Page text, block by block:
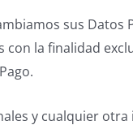
sus
la finalidad
y cualquier